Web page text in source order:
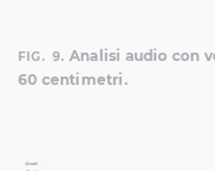
FIG. 9. Analisi audio con
60 centimetri.